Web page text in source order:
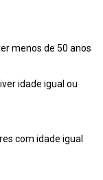
menos de 50 anos
idade igual ou
com idade igual